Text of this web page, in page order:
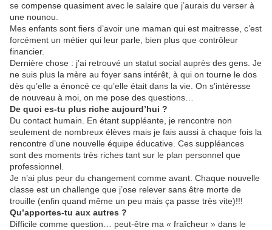
se compense quasiment avec le salaire que j’aurais du verser à
une nounou.
Mes enfants sont fiers d’avoir une maman qui est maitresse, c’est
forcément un métier qui leur parle, bien plus que contrôleur
financier.
Dernière chose : j’ai retrouvé un statut social auprès des gens. Je
ne suis plus la mère au foyer sans intérêt, à qui on tourne le dos
dès qu’elle a énoncé ce qu’elle était dans la vie. On s’intéresse
de nouveau à moi, on me pose des questions…
De quoi es-tu plus riche aujourd’hui ?
Du contact humain. En étant suppléante, je rencontre non
seulement de nombreux élèves mais je fais aussi à chaque fois la
rencontre d’une nouvelle équipe éducative. Ces suppléances
sont des moments très riches tant sur le plan personnel que
professionnel.
Je n’ai plus peur du changement comme avant. Chaque nouvelle
classe est un challenge que j’ose relever sans être morte de
trouille (enfin quand même un peu mais ça passe très vite)!!!
Qu’apportes-tu aux autres ?
Difficile comme question… peut-être ma « fraîcheur » dans le